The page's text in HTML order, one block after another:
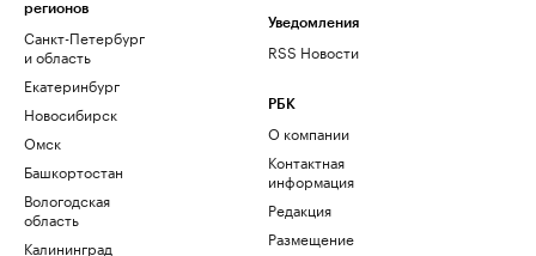
регионов
Санкт-Петербург
и область
Екатеринбург
Новосибирск
Омск
Башкортостан
Вологодская
область
Калининград
Уведомления
RSS Новости
РБК
О компании
Контактная
информация
Редакция
Размещение